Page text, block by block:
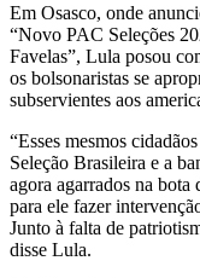
Em Osasco, onde
“Novo PAC Seleções
Favelas”, Lula posou
os bolsonaristas se
subservientes aos
“Esses mesmos
Seleção Brasileira e a
agora agarrados na
para ele fazer
Junto à falta de
disse Lula.